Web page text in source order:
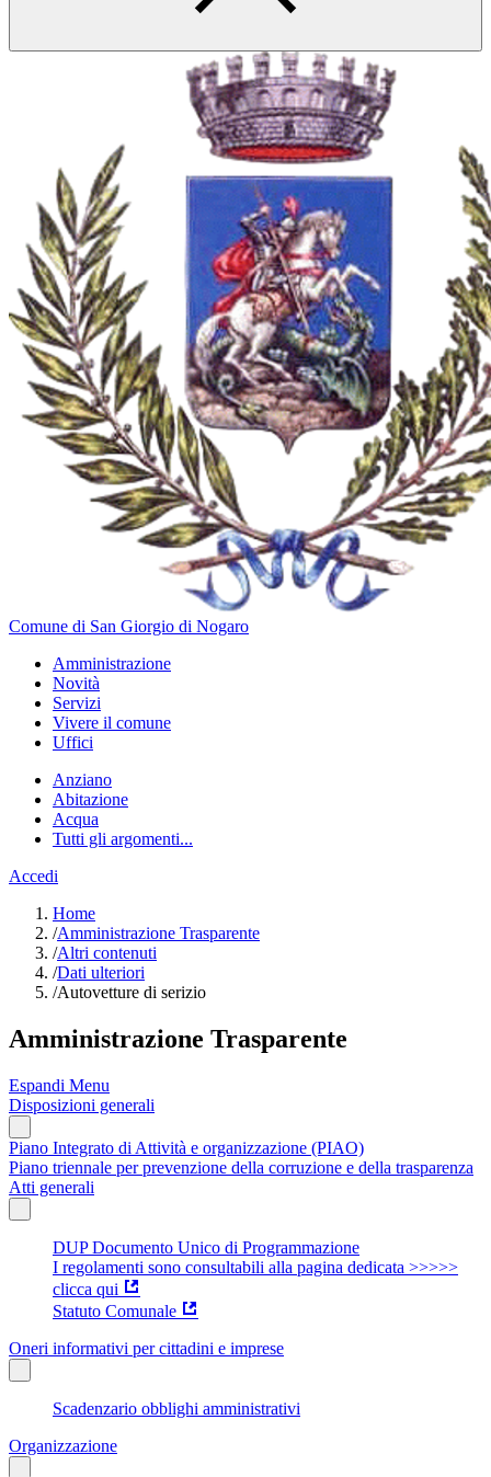
Comune di San Giorgio di Nogaro
Amministrazione
Novità
Servizi
Vivere il comune
Uffici
Anziano
Abitazione
Acqua
Tutti gli argomenti...
Accedi
Home
/Amministrazione Trasparente
/Altri contenuti
/Dati ulteriori
/Autovetture di serizio
Amministrazione Trasparente
Espandi Menu
Disposizioni generali
Piano Integrato di Attività e organizzazione (PIAO)
Piano triennale per prevenzione della corruzione e della trasparenza
Atti generali
DUP Documento Unico di Programmazione
I regolamenti sono consultabili alla pagina dedicata >>>>>
clicca qui
Statuto Comunale
Oneri informativi per cittadini e imprese
Scadenzario obblighi amministrativi
Organizzazione